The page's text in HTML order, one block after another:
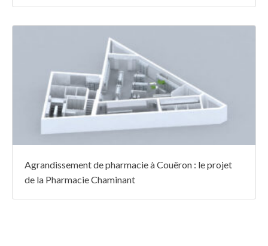
Agrandissement de pharmacie à Couëron : le projet
de la Pharmacie Chaminant